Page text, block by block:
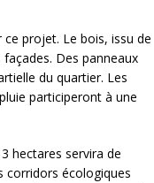
ce projet. Le bois, issu de
Des panneaux
du quartier. Les
participeront à une
hectares servira de
corridors écologiques